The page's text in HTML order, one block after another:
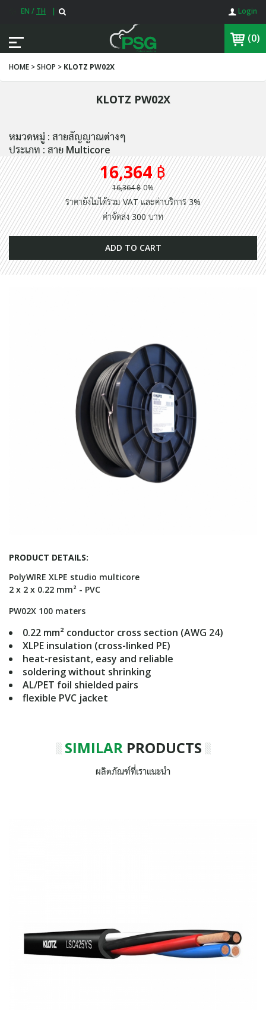
EN / TH | Login
(0)
HOME > SHOP > KLOTZ PW02X
KLOTZ PW02X
หมวดหมู่ : สายสัญญาณต่างๆ
ประเภท : สาย Multicore
16,364 ฿
16,364 ฿0%
ราคายังไม่ได้รวม VAT และค่าบริการ 3%
ค่าจัดส่ง 300 บาท
ADD TO CART
PRODUCT DETAILS:
PolyWIRE XLPE studio multicore
2 x 2 x 0.22 mm² - PVC
PW02X 100 maters
0.22 mm² conductor cross section (AWG 24)
XLPE insulation (cross-linked PE)
heat-resistant, easy and reliable
soldering without shrinking
AL/PET foil shielded pairs
flexible PVC jacket
SIMILARPRODUCTS
ผลิตภัณฑ์ที่เราแนะนำ